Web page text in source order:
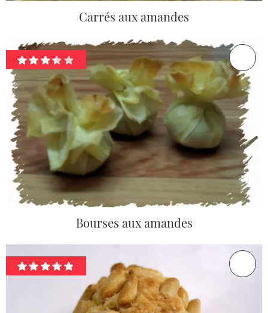
Carrés aux amandes
Bourses aux amandes